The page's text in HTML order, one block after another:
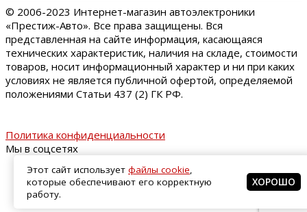
© 2006-2023 Интернет-магазин автоэлектроники
«Престиж-Авто». Все права защищены. Вся
представленная на сайте информация, касающаяся
технических характеристик, наличия на складе, стоимости
товаров, носит информационный характер и ни при каких
условиях не является публичной офертой, определяемой
положениями Статьи 437 (2) ГК РФ.
Политика конфиденциальности
Мы в соцсетях
Этот сайт использует файлы cookie,
которые обеспечивают его корректную
работу.
ХОРОШО